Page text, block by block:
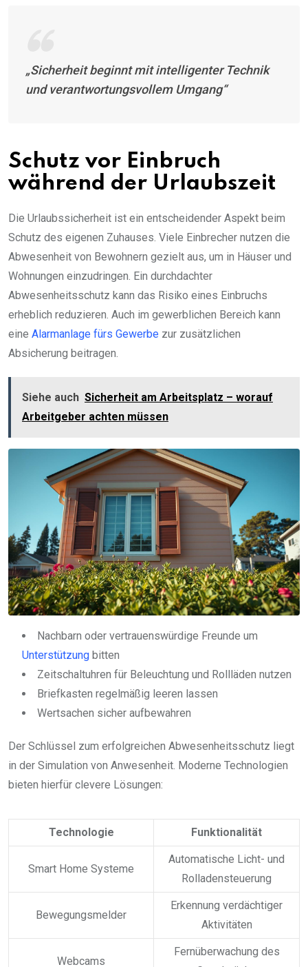
„Sicherheit beginnt mit intelligenter Technik
und verantwortungsvollem Umgang“
Schutz vor Einbruch
während der Urlaubszeit
Die Urlaubssicherheit ist ein entscheidender Aspekt beim
Schutz des eigenen Zuhauses. Viele Einbrecher nutzen die
Abwesenheit von Bewohnern gezielt aus, um in Häuser und
Wohnungen einzudringen. Ein durchdachter
Abwesenheitsschutz kann das Risiko eines Einbruchs
erheblich reduzieren. Auch im gewerblichen Bereich kann
eine Alarmanlage fürs Gewerbe zur zusätzlichen
Absicherung beitragen.
Siehe auch Sicherheit am Arbeitsplatz – worauf
Arbeitgeber achten müssen
Nachbarn oder vertrauenswürdige Freunde um
Unterstützung bitten
Zeitschaltuhren für Beleuchtung und Rollläden nutzen
Briefkasten regelmäßig leeren lassen
Wertsachen sicher aufbewahren
Der Schlüssel zum erfolgreichen Abwesenheitsschutz liegt
in der Simulation von Anwesenheit. Moderne Technologien
bieten hierfür clevere Lösungen:
Technologie Funktionalität
Smart Home Systeme
Automatische Licht- und
Rolladensteuerung
Bewegungsmelder
Erkennung verdächtiger
Aktivitäten
Webcams
Fernüberwachung des